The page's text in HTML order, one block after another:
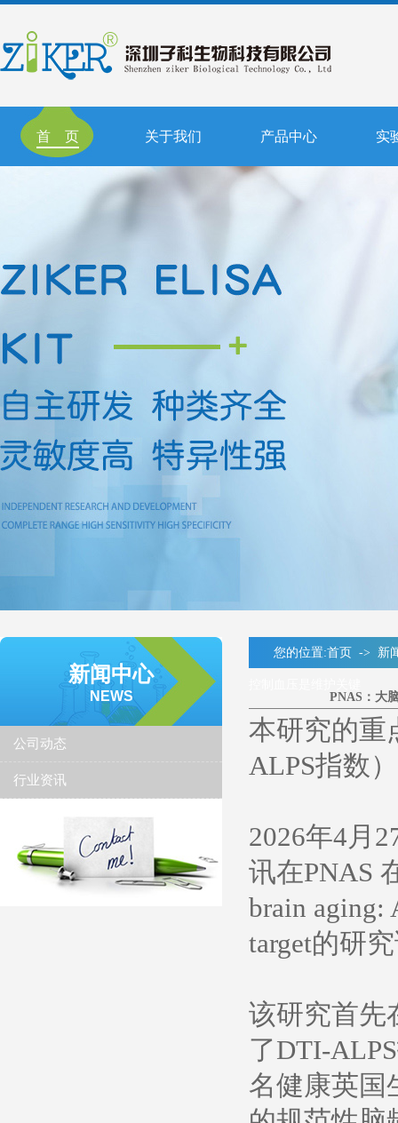
首 页 关于我们 产品中心 实
新闻中心
NEWS
公司动态
行业资讯
您的位置:首页 -> 新
PNAS：大
本研究的重
ALPS指数
2026年4月
讯在PNAS
brain aging:
target的研
该研究首先
了DTI-
名健康英国